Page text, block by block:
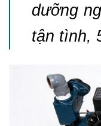
dưỡng
tận tình,